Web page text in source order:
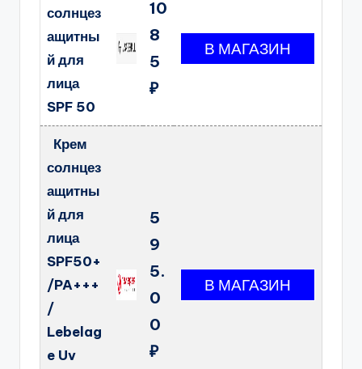
солнцез
ащитны
й для
лица
SPF 50
10
8
5
₽
Крем
солнцез
ащитны
й для
лица
SPF50+
/PA+++
/
Lebelag
e Uv
5
9
5.
0
0
₽